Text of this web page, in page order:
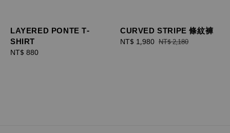
LAYERED PONTE T-
SHIRT
Regular
NT$ 880
CURVED STRIPE 條紋褲
Sale
NT$ 1,980 Regular
NT$ 2,180